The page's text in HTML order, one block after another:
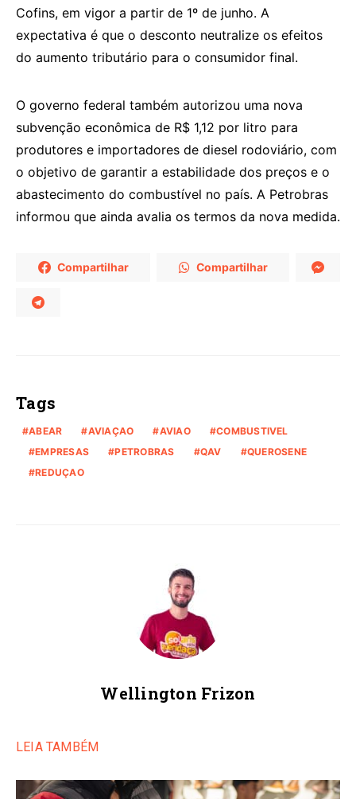
Cofins, em vigor a partir de 1º de junho. A
expectativa é que o desconto neutralize os efeitos
do aumento tributário para o consumidor final.
O governo federal também autorizou uma nova
subvenção econômica de R$ 1,12 por litro para
produtores e importadores de diesel rodoviário, com
o objetivo de garantir a estabilidade dos preços e o
abastecimento do combustível no país. A Petrobras
informou que ainda avalia os termos da nova medida.
Compartilhar Compartilhar
Tags
ABEAR AVIAÇAO AVIAO
COMBUSTIVEL
EMPRESAS
PETROBRAS QAV
QUEROSENE
REDUÇAO
Wellington Frizon
LEIA TAMBÉM